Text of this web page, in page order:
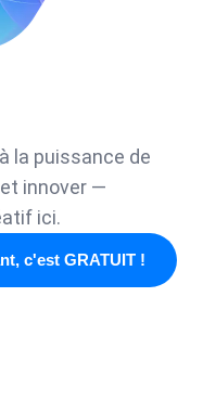
la puissance de
innover —
ici.
c'est GRATUIT !